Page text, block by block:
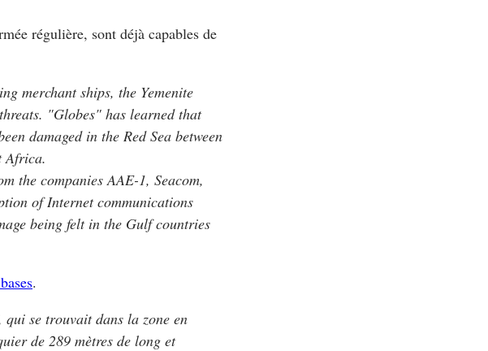
régulière, sont déjà capables de
merchant ships, the Yemenite
"Globes" has learned that
damaged in the Red Sea between
Africa.
the companies AAE-1, Seacom,
of Internet communications
being felt in the Gulf countries
.
se trouvait dans la zone en
de 289 mètres de long et